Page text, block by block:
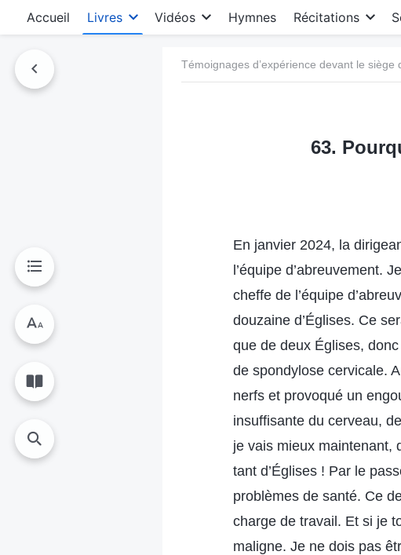
Accueil Livres Vidéos Hymnes Récitations
Témoignages d’expérience devant le
63.
En janvier 2024, la
l’équipe d’abreuvement.
cheffe de l’équipe
douzaine d’Églises. Ce
que de deux Églises,
de spondylose cervicale.
nerfs et provoqué un
insuffisante du cerveau,
je vais mieux maintenant,
tant d’Églises ! Par le
problèmes de santé. Ce
charge de travail. Et si je
maligne. Je ne dois pas